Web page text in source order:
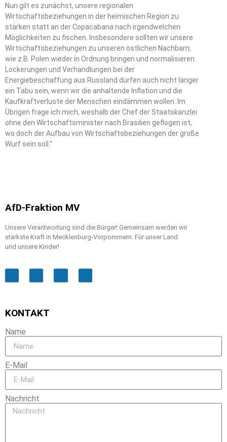
Nun gilt es zunächst, unsere regionalen
Wirtschaftsbeziehungen in der heimischen Region zu
stärken statt an der Copacabana nach irgendwelchen
Möglichkeiten zu fischen. Insbesondere sollten wir unsere
Wirtschaftsbeziehungen zu unseren östlichen Nachbarn,
wie z.B. Polen wieder in Ordnung bringen und normalisieren.
Lockerungen und Verhandlungen bei der
Energiebeschaffung aus Russland dürfen auch nicht länger
ein Tabu sein, wenn wir die anhaltende Inflation und die
Kaufkraftverluste der Menschen eindämmen wollen. Im
Übrigen frage ich mich, weshalb der Chef der Staatskanzlei
ohne den Wirtschaftsminister nach Brasilien geflogen ist,
wo doch der Aufbau von Wirtschaftsbeziehungen der große
Wurf sein soll.“
AfD-Fraktion MV
Unsere Verantwortung sind die Bürger! Gemeinsam werden wir
stärkste Kraft in Mecklenburg-Vorpommern. Für unser Land
und unsere Kinder!
KONTAKT
Name
E-Mail
Nachricht